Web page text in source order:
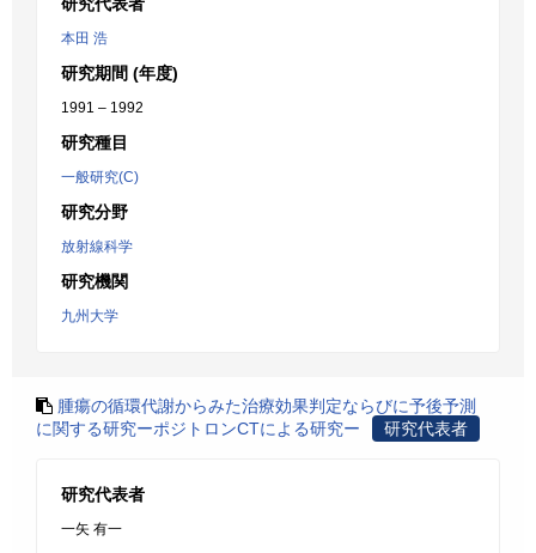
本田 浩
研究期間 (年度)
1991 – 1992
研究種目
一般研究(C)
研究分野
放射線科学
研究機関
九州大学
腫瘍の循環代謝からみた治療効果判定ならびに予後予測
に関する研究ーポジトロンCTによる研究ー
研究代表者
研究代表者
一矢 有一